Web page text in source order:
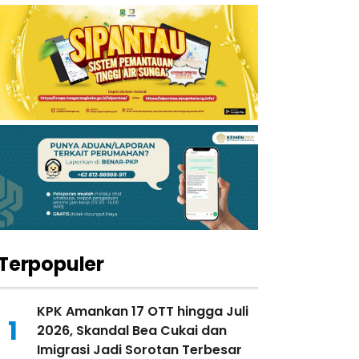
1
KPK Amankan 17 OTT hingga Juli
2026, Skandal Bea Cukai dan
Imigrasi Jadi Sorotan Terbesar